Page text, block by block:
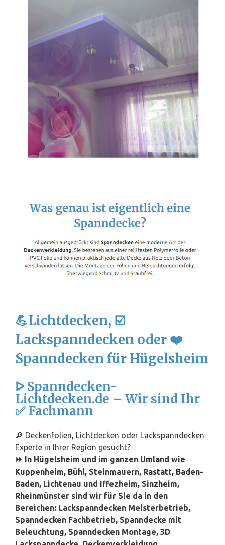
💪Lichtdecken, ☑️
Lackspanndecken oder ❤️
Spanndecken für Hügelsheim
ᐅ Spanndecken-
Lichtdecken.de – Wir sind Ihr
✅ Fachmann
🔎 Deckenfolien, Lichtdecken oder Lackspanndecken
Experte in Ihrer Region gesucht?
⏩ In Hügelsheim und im ganzen Umland wie
Kuppenheim, Bühl, Steinmauern, Rastatt, Baden-
Baden, Lichtenau und Iffezheim, Sinzheim,
Rheinmünster sind wir für Sie da in den
Bereichen: Lackspanndecken Meisterbetrieb,
Spanndecken Fachbetrieb, Spanndecke mit
Beleuchtung, Spanndecken Montage, 3D